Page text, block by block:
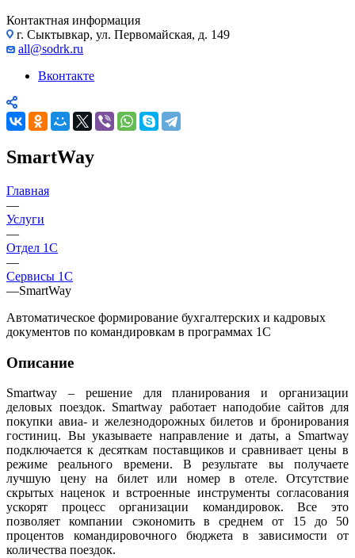
Контактная информация
г. Сыктывкар, ул. Первомайская, д. 149
all@sodrk.ru
Вконтакте
SmartWay
Главная
—
Услуги
—
Отдел 1С
—
Сервисы 1С
—SmartWay
Автоматическое формирование бухгалтерских и кадровых
документов по командировкам в программах 1С
Описание
Smartway – решение для планирования и организации
деловых поездок. Smartway работает наподобие сайтов для
покупки авиа- и железнодорожных билетов и бронирования
гостиниц. Вы указываете направление и даты, а Smartway
подключается к десяткам поставщиков и сравнивает цены в
режиме реального времени. В результате вы получаете
лучшую цену на билет или номер в отеле. Отсутствие
скрытых наценок и встроенные инструменты согласования
ускорят процесс организации командировок. Все это
позволяет компании сэкономить в среднем от 15 до 50
процентов командировочного бюджета в зависимости от
количества поездок.